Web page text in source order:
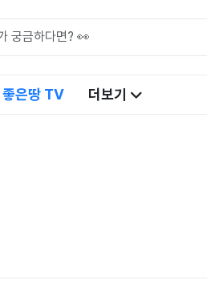
좋은땅 TV 더보기